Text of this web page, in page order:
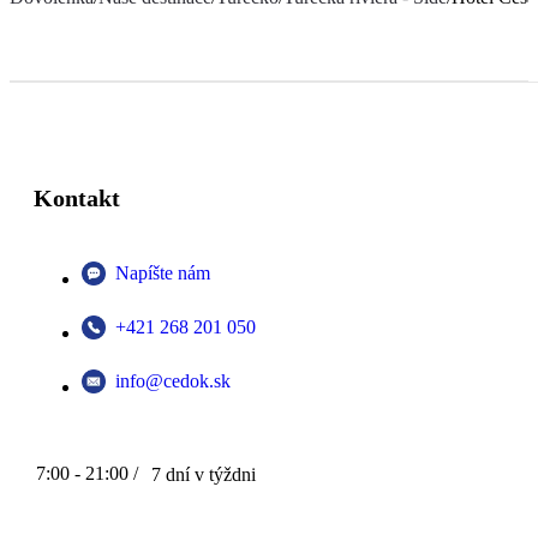
Kontakt
Napíšte nám
+421 268 201 050
info@cedok.sk
7:00 - 21:00 / 7 dní v týždni